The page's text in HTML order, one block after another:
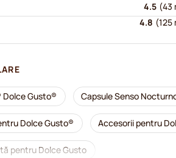
4.5 (43
4.8 (125
Dolce Gusto® Capsule Senso
Dolce Gusto® Accesorii pentru
pentru Dolce Gusto